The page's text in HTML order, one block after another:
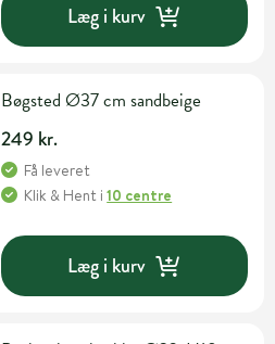
Læg i kurv
Bøgsted Ø37 cm sandbeige
249 kr.
Få leveret
Klik & Hent i10 centre
Læg i kurv